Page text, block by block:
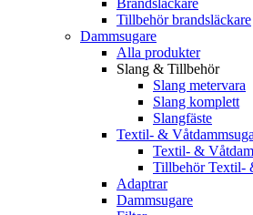
Brandsläckare
Tillbehör brandsläckare
Dammsugare
Alla produkter
Slang & Tillbehör
Slang metervara
Slang komplett
Slangfäste
Textil- &
Textil- &
Tillbehör Textil-
Adaptrar
Dammsugare